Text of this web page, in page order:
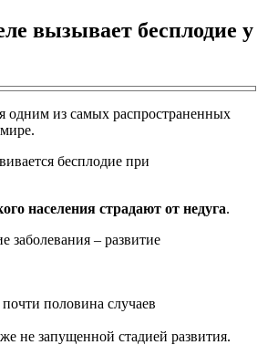
вызывает бесплодие у
одним из самых распространенных
населения страдают от недуга.
заболевания – развитие
половина случаев
не запущенной стадией развития.